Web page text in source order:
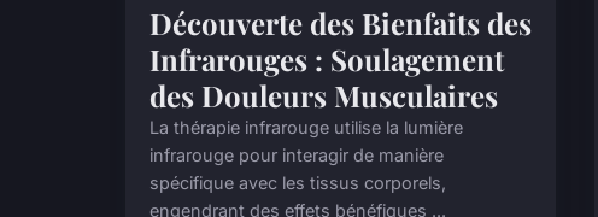
Découverte des Bienfaits des
Infrarouges : Soulagement
des Douleurs Musculaires
La thérapie infrarouge utilise la lumière
infrarouge pour interagir de manière
spécifique avec les tissus corporels,
engendrant des effets bénéfiques ...